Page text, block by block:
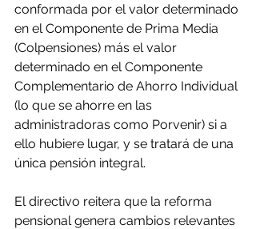
conformada por el valor determinado
en el Componente de Prima Media
(Colpensiones) más el valor
determinado en el Componente
Complementario de Ahorro Individual
(lo que se ahorre en las
administradoras como Porvenir) si a
ello hubiere lugar, y se tratará de una
única pensión integral.
El directivo reitera que la reforma
pensional genera cambios relevantes